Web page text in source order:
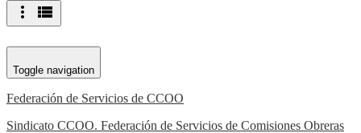
more_vert view_list
Toggle navigation
Federación de Servicios de CCOO
Sindicato CCOO. Federación de Servicios de Comisiones Obreras